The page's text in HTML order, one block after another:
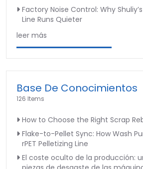
Factory Noise Control: Why
Line Runs Quieter
leer más
Base De Conocimientos
126 Items
How to Choose the Right Scrap
Flake-to-Pellet Sync: How Wash
rPET Pelletizing Line
El coste oculto de la producción: